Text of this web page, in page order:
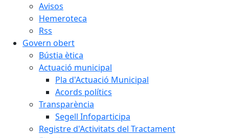
Avisos
Hemeroteca
Rss
Govern obert
Bústia ètica
Actuació municipal
Pla d'Actuació Municipal
Acords polítics
Transparència
Segell Infoparticipa
Registre d'Activitats del Tractament